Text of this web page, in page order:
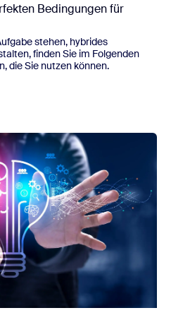
Bedingungen für
stehen, hybrides
finden Sie im Folgenden
die Sie nutzen können.